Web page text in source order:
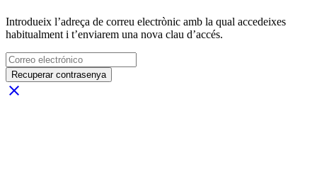
Introdueix l’adreça de correu electrònic amb la qual accedeixes
habitualment i t’enviarem una nova clau d’accés.
Recuperar contrasenya
close